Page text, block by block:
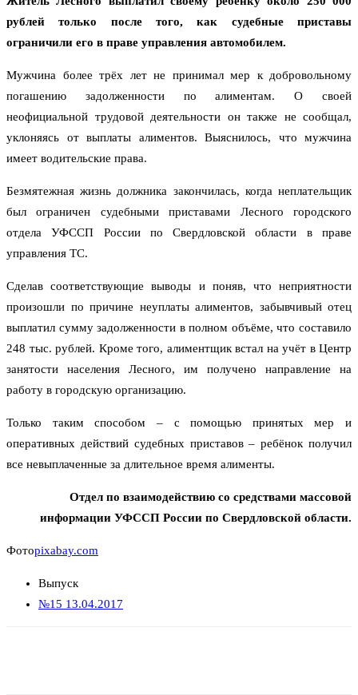
рублей только после того, как судебные приставы
ограничили его в праве управления автомобилем.
Мужчина более трёх лет не принимал мер к добровольному
погашению задолженности по алиментам. О своей
неофициальной трудовой деятельности он также не сообщал,
уклоняясь от выплаты алиментов. Выяснилось, что мужчина
имеет водительские права.
Безмятежная жизнь должника закончилась, когда неплательщик
был ограничен судебными приставами Лесного городского
отдела УФССП России по Свердловской области в праве
управления ТС.
Сделав соответствующие выводы и поняв, что неприятности
произошли по причине неуплаты алиментов, забывчивый отец
выплатил сумму задолженности в полном объёме, что составило
248 тыс. рублей. Кроме того, алиментщик встал на учёт в Центр
занятости населения Лесного, им получено направление на
работу в городскую организацию.
Только таким способом – с помощью принятых мер и
оперативных действий судебных приставов – ребёнок получил
все невыплаченные за длительное время алименты.
Отдел по взаимодействию со средствами массовой
информации УФССП России по Свердловской области.
Фотоpixabay.com
Выпуск
№15 13.04.2017